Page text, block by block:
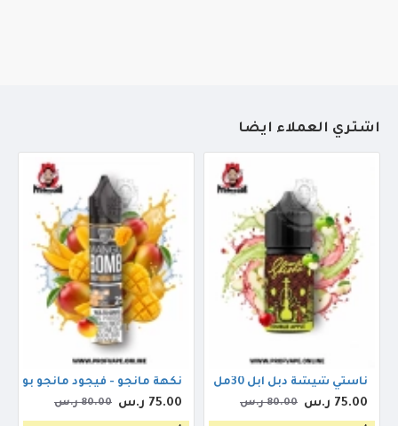
أشتري العملاء أيضاً
ليمون نعناع 30مل
ناستي شيشة دبل ابل 30مل
75.00 ر.س 80.00 ر.س
نكهة مانجو - فيجود مانجو بومب 30مل
75.00 ر.س 80.00 ر.س